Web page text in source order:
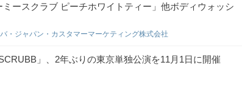
ースクラブ ピーチホワイトティー」他ボディウォッシ
・ジャパン・カスタマーマーケティング株式会社
」、2年ぶりの東京単独公演を11月1日に開催